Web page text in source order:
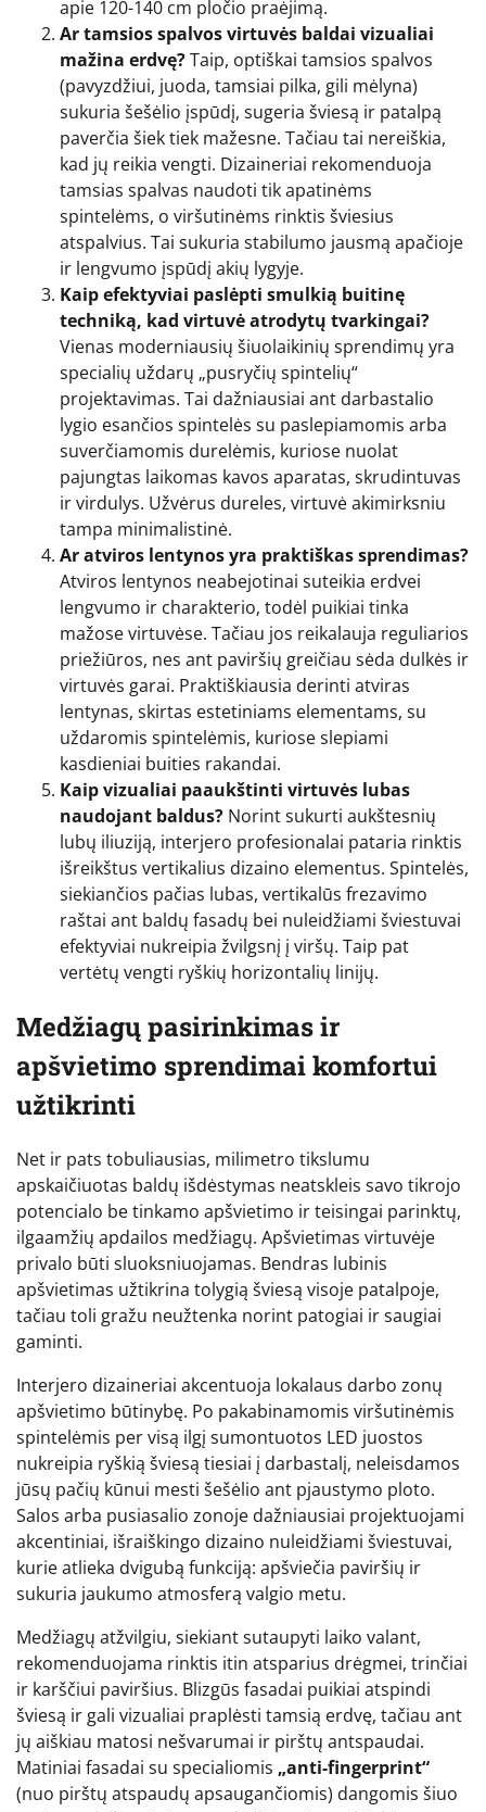
apie 120-140 cm pločio praėjimą.
Ar tamsios spalvos virtuvės baldai vizualiai
mažina erdvę?Taip, optiškai tamsios spalvos
(pavyzdžiui, juoda, tamsiai pilka, gili mėlyna)
sukuria šešėlio įspūdį, sugeria šviesą ir patalpą
paverčia šiek tiek mažesne. Tačiau tai nereiškia,
kad jų reikia vengti. Dizaineriai rekomenduoja
tamsias spalvas naudoti tik apatinėms
spintelėms, o viršutinėms rinktis šviesius
atspalvius. Tai sukuria stabilumo jausmą apačioje
ir lengvumo įspūdį akių lygyje.
Kaip efektyviai paslėpti smulkią buitinę
techniką, kad virtuvė atrodytų tvarkingai?
Vienas moderniausių šiuolaikinių sprendimų yra
specialių uždarų „pusryčių spintelių“
projektavimas. Tai dažniausiai ant darbastalio
lygio esančios spintelės su paslepiamomis arba
suverčiamomis durelėmis, kuriose nuolat
pajungtas laikomas kavos aparatas, skrudintuvas
ir virdulys. Užvėrus dureles, virtuvė akimirksniu
tampa minimalistinė.
Ar atviros lentynos yra praktiškas sprendimas?
Atviros lentynos neabejotinai suteikia erdvei
lengvumo ir charakterio, todėl puikiai tinka
mažose virtuvėse. Tačiau jos reikalauja reguliarios
priežiūros, nes ant paviršių greičiau sėda dulkės ir
virtuvės garai. Praktiškiausia derinti atviras
lentynas, skirtas estetiniams elementams, su
uždaromis spintelėmis, kuriose slepiami
kasdieniai buities rakandai.
Kaip vizualiai paaukštinti virtuvės lubas
naudojant baldus? Norint sukurti aukštesnių
lubų iliuziją, interjero profesionalai pataria rinktis
išreikštus vertikalius dizaino elementus. Spintelės,
siekiančios pačias lubas, vertikalūs frezavimo
raštai ant baldų fasadų bei nuleidžiami šviestuvai
efektyviai nukreipia žvilgsnį į viršų. Taip pat
vertėtų vengti ryškių horizontalių linijų.
Medžiagų pasirinkimas ir
apšvietimo sprendimai komfortui
užtikrinti
Net ir pats tobuliausias, milimetro tikslumu
apskaičiuotas baldų išdėstymas neatskleis savo tikrojo
potencialo be tinkamo apšvietimo ir teisingai parinktų,
ilgaamžių apdailos medžiagų. Apšvietimas virtuvėje
privalo būti sluoksniuojamas. Bendras lubinis
apšvietimas užtikrina tolygią šviesą visoje patalpoje,
tačiau toli gražu neužtenka norint patogiai ir saugiai
gaminti.
Interjero dizaineriai akcentuoja lokalaus darbo zonų
apšvietimo būtinybę. Po pakabinamomis viršutinėmis
spintelėmis per visą ilgį sumontuotos LED juostos
nukreipia ryškią šviesą tiesiai į darbastalį, neleisdamos
jūsų pačių kūnui mesti šešėlio ant pjaustymo ploto.
Salos arba pusiasalio zonoje dažniausiai projektuojami
akcentiniai, išraiškingo dizaino nuleidžiami šviestuvai,
kurie atlieka dvigubą funkciją: apšviečia paviršių ir
sukuria jaukumo atmosferą valgio metu.
Medžiagų atžvilgiu, siekiant sutaupyti laiko valant,
rekomenduojama rinktis itin atsparius drėgmei, trinčiai
ir karščiui paviršius. Blizgūs fasadai puikiai atspindi
šviesą ir gali vizualiai praplėsti tamsią erdvę, tačiau ant
jų aiškiau matosi nešvarumai ir pirštų antspaudai.
Matiniai fasadai su specialiomis „anti-fingerprint“
(nuo pirštų atspaudų apsaugančiomis) dangomis šiuo